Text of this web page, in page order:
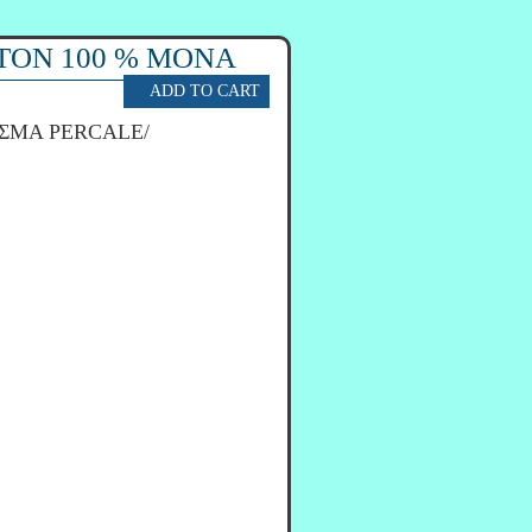
100 % ΜΟΝΑ
PERCALE/